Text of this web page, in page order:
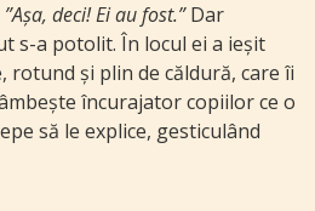
”Așa, deci! Ei au fost.”Dar
s-a potolit. În locul ei a ieșit
rotund și plin de căldură, care îi
încurajator copiilor ce o
să le explice, gesticulând